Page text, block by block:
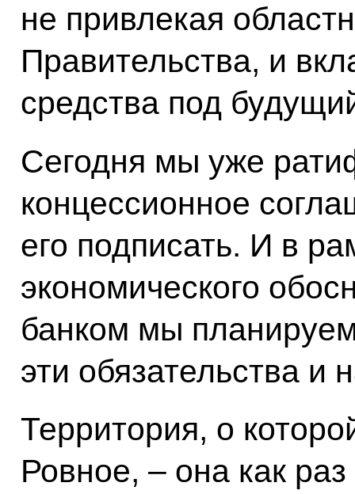
не привлекая
Правительства, и
средства под
Сегодня мы уже
концессионное
его подписать. И в
экономического
банком мы
эти обязательства и
Территория, о
Ровное, – она как раз